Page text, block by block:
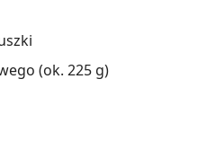
(ok. 225 g)